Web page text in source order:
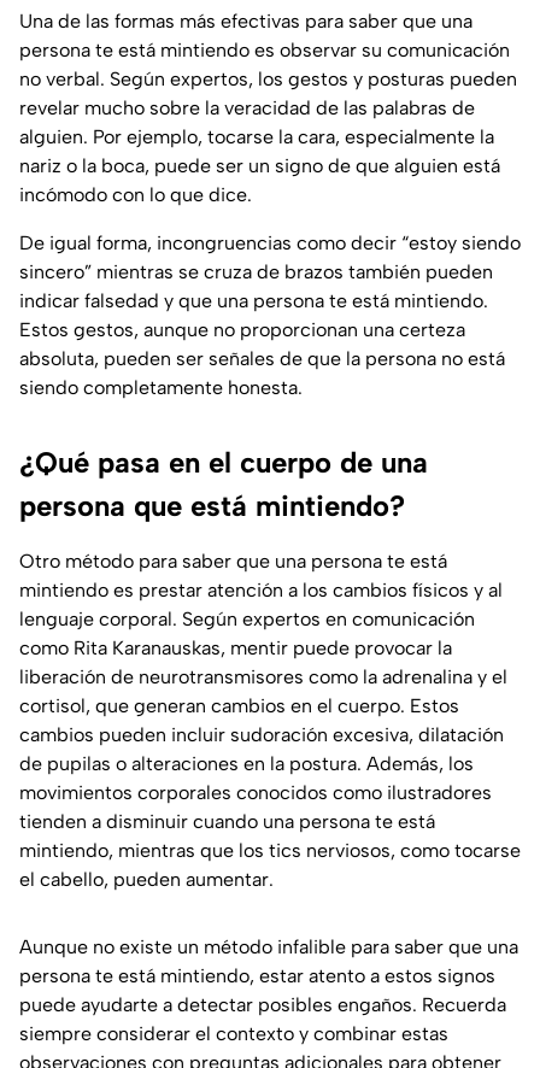
Una de las formas más efectivas para saber que una
persona te está mintiendo es observar su comunicación
no verbal. Según expertos, los gestos y posturas pueden
revelar mucho sobre la veracidad de las palabras de
alguien. Por ejemplo, tocarse la cara, especialmente la
nariz o la boca, puede ser un signo de que alguien está
incómodo con lo que dice.
De igual forma, incongruencias como decir “estoy siendo
sincero” mientras se cruza de brazos también pueden
indicar falsedad y que una persona te está mintiendo.
Estos gestos, aunque no proporcionan una certeza
absoluta, pueden ser señales de que la persona no está
siendo completamente honesta.
¿Qué pasa en el cuerpo de una
persona que está mintiendo?
Otro método para saber que una persona te está
mintiendo es prestar atención a los cambios físicos y al
lenguaje corporal. Según expertos en comunicación
como Rita Karanauskas, mentir puede provocar la
liberación de neurotransmisores como la adrenalina y el
cortisol, que generan cambios en el cuerpo. Estos
cambios pueden incluir sudoración excesiva, dilatación
de pupilas o alteraciones en la postura. Además, los
movimientos corporales conocidos como ilustradores
tienden a disminuir cuando una persona te está
mintiendo, mientras que los tics nerviosos, como tocarse
el cabello, pueden aumentar.
Aunque no existe un método infalible para saber que una
persona te está mintiendo, estar atento a estos signos
puede ayudarte a detectar posibles engaños. Recuerda
siempre considerar el contexto y combinar estas
observaciones con preguntas adicionales para obtener